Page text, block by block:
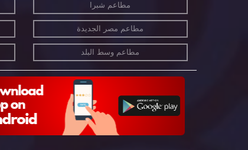
مطاعم شبرا
مطاعم مصر الجديدة
مطاعم وسط البلد